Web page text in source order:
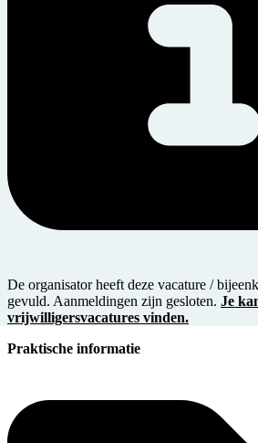
De organisator heeft deze vacature /
gevuld. Aanmeldingen zijn gesloten. Je
vrijwilligersvacatures vinden.
Praktische informatie